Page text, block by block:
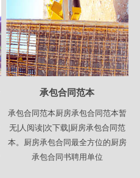
承包合同范本
承包合同范本厨房承包合同范本暂
无|人阅读|次下载|厨房承包合同范
本。厨房承包合同最全方位的厨房
承包合同书聘用单位